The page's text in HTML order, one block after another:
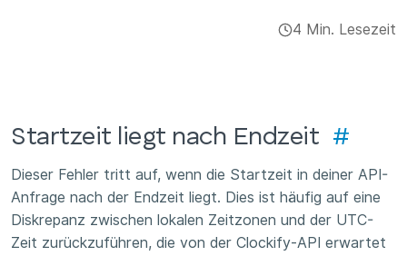
4 Min. Lesezeit
Startzeit liegt nach Endzeit #
Dieser Fehler tritt auf, wenn die Startzeit in deiner API-
Anfrage nach der Endzeit liegt. Dies ist häufig auf eine
Diskrepanz zwischen lokalen Zeitzonen und der UTC-
Zeit zurückzuführen, die von der Clockify-API erwartet